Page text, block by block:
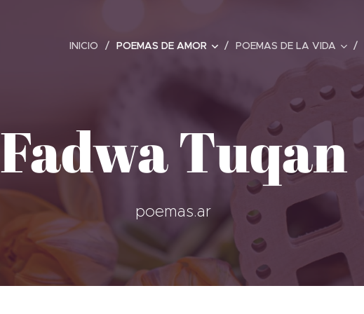
INICIO POEMAS DE AMOR POEMAS DE LA VIDA
Fadwa Tuqan
poemas.ar